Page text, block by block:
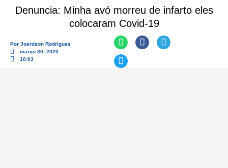
Denuncia: Minha avó morreu de infarto eles
colocaram Covid-19
Por Joerdson Rodrigues
março 30, 2020
10:03